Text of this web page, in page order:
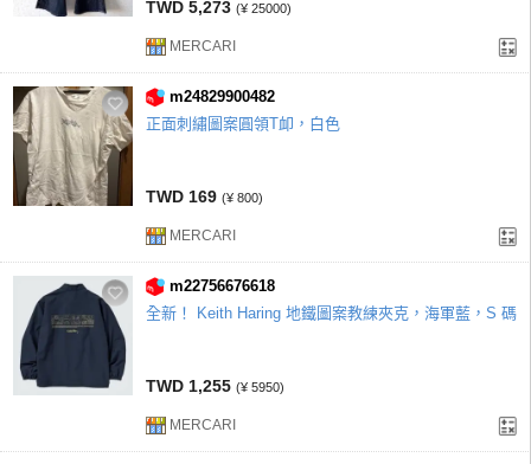
TWD 5,273 (¥ 25000)
MERCARI
m24829900482
正面刺繡圖案圓領T卹，白色
TWD 169 (¥ 800)
MERCARI
m22756676618
全新！ Keith Haring 地鐵圖案教練夾克，海軍藍，S 碼
TWD 1,255 (¥ 5950)
MERCARI